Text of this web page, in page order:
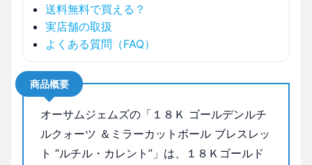
送料無料で買える？
実店舗の取扱
よくある質問（FAQ）
商品概要
オーサムジェムズの「１８Ｋ ゴールデンルチ
ルクォーツ ＆ミラーカットボール ブレスレッ
ト “ルチル・カレント”」は、１８Ｋゴールド